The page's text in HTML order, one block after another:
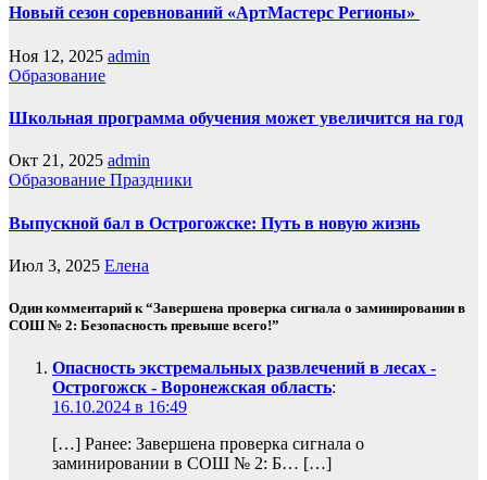
Новый сезон соревнований «АртМастерс Регионы»
Ноя 12, 2025 admin
Образование
Школьная программа обучения может увеличится на год
Окт 21, 2025 admin
Образование Праздники
Выпускной бал в Острогожске: Путь в новую жизнь
Июл 3, 2025 Елена
Один комментарий к “Завершена проверка сигнала о заминировании в
СОШ № 2: Безопасность превыше всего!”
Опасность экстремальных развлечений в лесах -
Острогожск - Воронежская область:
16.10.2024 в 16:49
[…] Ранее: Завершена проверка сигнала о
заминировании в СОШ № 2: Б… […]